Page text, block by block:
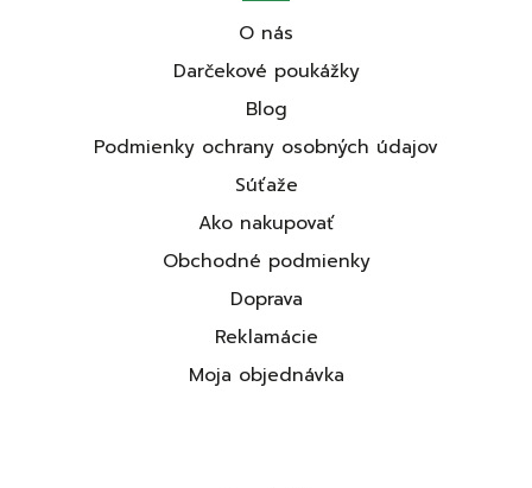
O nás
Darčekové poukážky
Blog
Podmienky ochrany osobných údajov
Súťaže
Ako nakupovať
Obchodné podmienky
Doprava
Reklamácie
Moja objednávka